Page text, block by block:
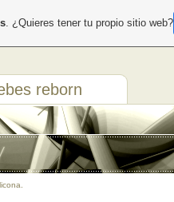
reborn
. ¿Quieres tener tu propio sitio web?